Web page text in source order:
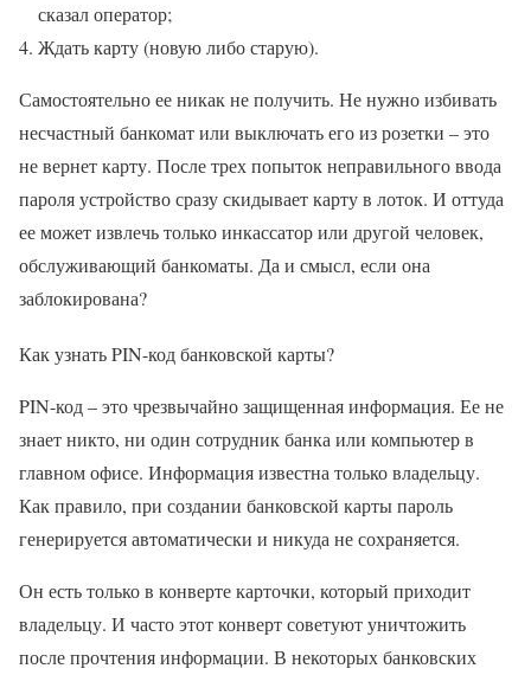
сказал оператор;
Ждать карту (новую либо старую).
Самостоятельно ее никак не получить. Не нужно избивать
несчастный банкомат или выключать его из розетки – это
не вернет карту. После трех попыток неправильного ввода
пароля устройство сразу скидывает карту в лоток. И оттуда
ее может извлечь только инкассатор или другой человек,
обслуживающий банкоматы. Да и смысл, если она
заблокирована?
Как узнать PIN-код банковской карты?
PIN-код – это чрезвычайно защищенная информация. Ее не
знает никто, ни один сотрудник банка или компьютер в
главном офисе. Информация известна только владельцу.
Как правило, при создании банковской карты пароль
генерируется автоматически и никуда не сохраняется.
Он есть только в конверте карточки, который приходит
владельцу. И часто этот конверт советуют уничтожить
после прочтения информации. В некоторых банковских